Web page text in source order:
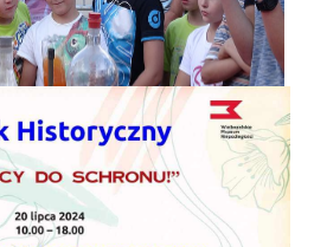
wydarzeń...